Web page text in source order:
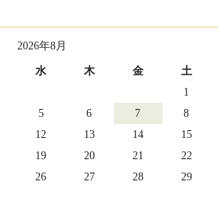
2026年8月
水 木 金 土
1
5 6 7
8
12 13 14
15
19 20 21
22
26 27 28
29